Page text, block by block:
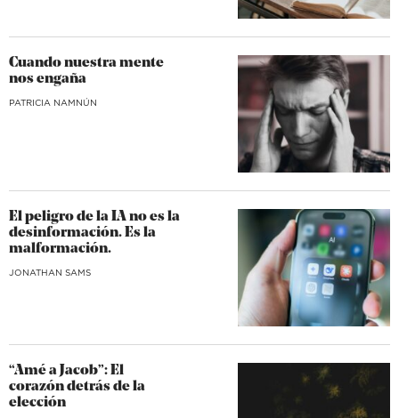
Cuando nuestra mente
nos engaña
​PATRICIA NAMNÚN
El peligro de la IA no es la
desinformación. Es la
malformación.
JONATHAN SAMS
“Amé a Jacob”: El
corazón detrás de la
elección